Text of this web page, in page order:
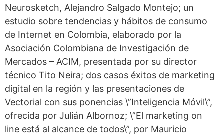
Neurosketch, Alejandro Salgado Montejo; un
estudio sobre tendencias y hábitos de consumo
de Internet en Colombia, elaborado por la
Asociación Colombiana de Investigación de
Mercados – ACIM, presentada por su director
técnico Tito Neira; dos casos éxitos de marketing
digital en la región y las presentaciones de
Vectorial con sus ponencias \”Inteligencia Móvil\”,
ofrecida por Julián Albornoz; \”El marketing on
line está al alcance de todos\”, por Mauricio